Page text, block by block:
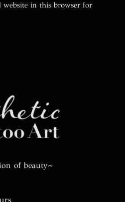
website in this browser for
of beauty~